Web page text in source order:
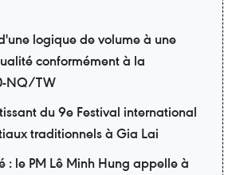
logique de volume à une
conformément à la
NQ/TW
du 9e Festival international
traditionnels à Gia Lai
: le PM Lê Minh Hung appelle à